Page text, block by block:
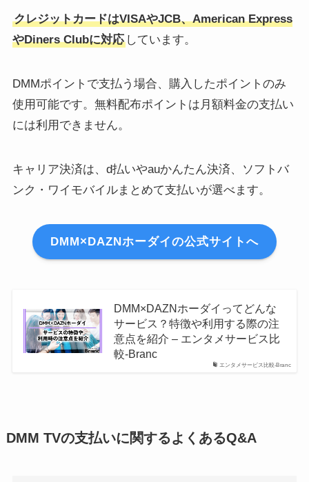
クレジットカードはVISAやJCB、American Express
やDiners Clubに対応しています。
DMMポイントで支払う場合、購入したポイントのみ
使用可能です。無料配布ポイントは月額料金の支払い
には利用できません。
キャリア決済は、d払いやauかんたん決済、ソフトバ
ンク・ワイモバイルまとめて支払いが選べます。
DMM×DAZNホーダイの公式サイトへ
エンタメサービス比較-Branc
DMM×DAZNホーダイってどんな
サービス？特徴や利用する際の注
意点を紹介 – エンタメサービス比
較-Branc
DMM TVの支払いに関するよくあるQ&A